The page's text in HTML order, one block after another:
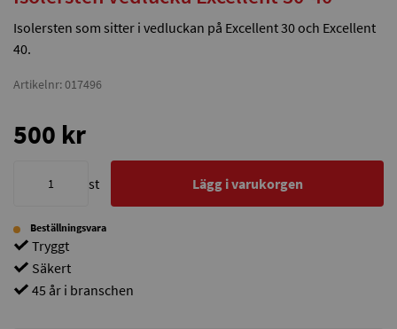
Isolersten som sitter i vedluckan på Excellent 30 och Excellent
40.
Artikelnr: 017496
500 kr
st Lägg i varukorgen
Beställningsvara
Tryggt
Säkert
45 år i branschen